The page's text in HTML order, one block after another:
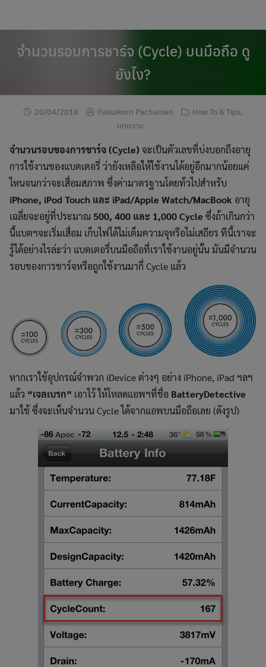
จำนวนรอบการชาร์จ (Cycle) บนมือถือ ดู
ยังไง?
20/04/2018 Passakorn Pacharoen How To & Tips,
บทความ
จำนวนรอบของการชาร์จ (Cycle) จะเป็นตัวเลขที่บ่งบอกถึงอายุ
การใช้งานของแบตเตอรี่ ว่ายังเหลือให้ใช้งานได้อยู่อีกมากน้อยแค่
ไหนจนกว่าจะเสื่อมสภาพ ซึ่งค่ามาตรฐานโดยทั่วไปสำหรับ
iPhone, iPod Touch และ iPad/Apple Watch/MacBook อายุ
เฉลี่ยจะอยู่ที่ประมาณ 500, 400 และ 1,000 Cycle ซึ่งถ้าเกินกว่า
นี้แบตฯจะเริ่มเสื่อม เก็บไฟได้ไม่เต็มความจุหรือไม่เสถียร ทีนี้เราจะ
รู้ได้อย่างไรล่ะว่า แบตเตอรี่บนมือถือที่เราใช้งานอยู่นั้น มันมีจำนวน
รอบของการชาร์จหรือถูกใช้งานมากี่ Cycle แล้ว
หากเราใช้อุปกรณ์จำพวก iDevice ต่างๆ อย่าง iPhone, iPad ฯลฯ
แล้ว “เจลเบรก” เอาไว้ ให้โหลดแอพฯที่ชื่อ BatteryDetective
มาใช้ ซึ่งจะเห็นจำนวน Cycle ได้จากแอพบนมือถือเลย (ดังรูป)